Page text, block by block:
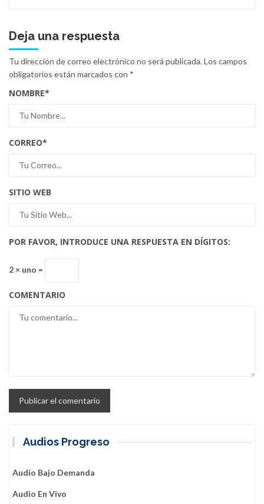
Deja una respuesta
Tu dirección de correo electrónico no será publicada.Los campos
obligatorios están marcados con *
NOMBRE*
CORREO*
SITIO WEB
POR FAVOR, INTRODUCE UNA RESPUESTA EN DÍGITOS:
2 × uno =
COMENTARIO
Audios Progreso
Audio Bajo Demanda
Audio En Vivo